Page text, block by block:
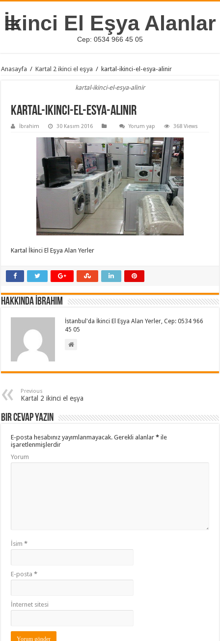
İkinci El Eşya Alanlar
Cep: 0534 966 45 05
Anasayfa / Kartal 2 ikinci el eşya / kartal-ikinci-el-esya-alinir
kartal-ikinci-el-esya-alinir
kartal-ikinci-el-esya-alinir
İbrahim 30 Kasım 2016 Yorum yap 368 Views
Kartal İkinci El Eşya Alan Yerler
Hakkında İbrahim
İstanbul'da İkinci El Eşya Alan Yerler, Cep: 0534 966
45 05
Previous
Kartal 2 ikinci el eşya
Bir cevap yazın
E-posta hesabınız yayımlanmayacak. Gerekli alanlar* ile
işaretlenmişlerdir
Yorum
İsim*
E-posta*
İnternet sitesi